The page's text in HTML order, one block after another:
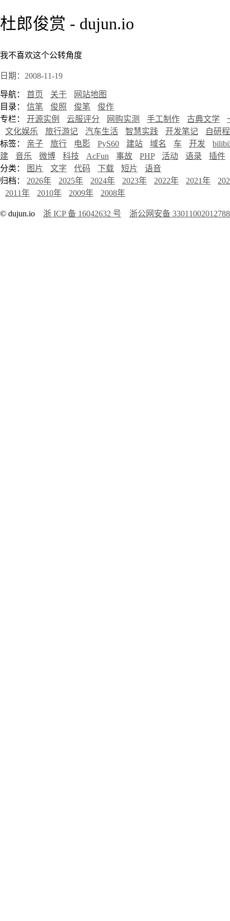
杜郎俊赏 - dujun.io
我不喜欢这个公转角度
日期：2008-11-19
导航： 首页 关于
网站地图
目录： 信笔 俊照 俊笔
俊作
专栏： 开源实例 云服评分 网购实测 手工制作 古典文学
文化娱乐
旅行游记 汽车生活 智慧实践 开发笔记
自研
标签： 亲子 旅行 电影 PyS60 建站 域名 车 开发
建
音乐 微博 科技 AcFun 事故 PHP 活动 语录
插件
分类：
图片 文字 代码 下载 短片
语音
归档： 2026年 2025年 2024年 2023年 2022年 2021年
2011年
2010年 2009年 2008年
© dujun.io 浙 ICP 备 16042632 号 浙公网安备